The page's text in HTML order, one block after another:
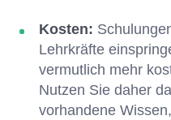
Kosten:
Lehrkräfte
vermutlich mehr
Nutzen Sie daher
vorhandene